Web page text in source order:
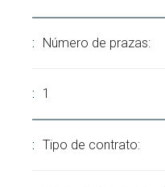
Número de prazas:
1
Tipo de contrato: